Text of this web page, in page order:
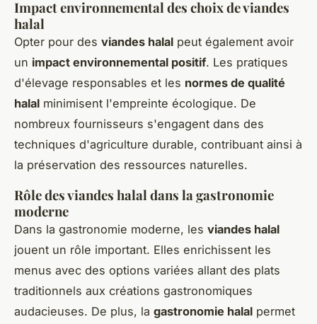
Impact environnemental des choix de viandes
halal
Opter pour des viandes halal peut également avoir
un impact environnemental positif. Les pratiques
d'élevage responsables et les normes de qualité
halal minimisent l'empreinte écologique. De
nombreux fournisseurs s'engagent dans des
techniques d'agriculture durable, contribuant ainsi à
la préservation des ressources naturelles.
Rôle des viandes halal dans la gastronomie
moderne
Dans la gastronomie moderne, les viandes halal
jouent un rôle important. Elles enrichissent les
menus avec des options variées allant des plats
traditionnels aux créations gastronomiques
audacieuses. De plus, la gastronomie halal permet